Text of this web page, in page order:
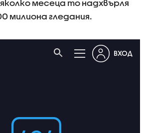
месеца то надхвърля
милиона гледания.